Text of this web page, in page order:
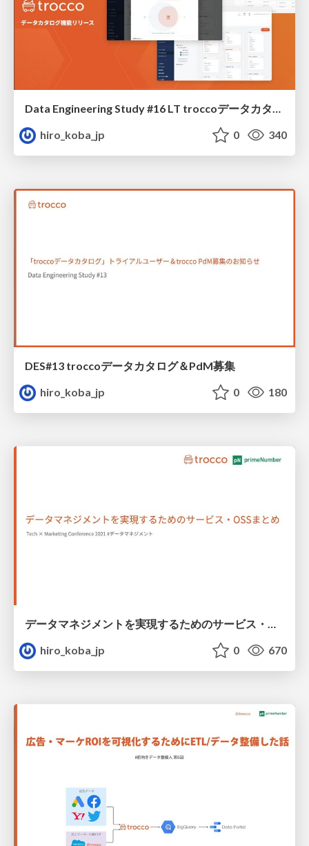
Data Engineering Study #16 LT troccoデータカタログ
hiro_koba_jp
0 340
DES#13 troccoデータカタログ＆PdM募集
hiro_koba_jp
0 180
データマネジメントを実現するためのサービス・OSSまとめ
hiro_koba_jp
0 670